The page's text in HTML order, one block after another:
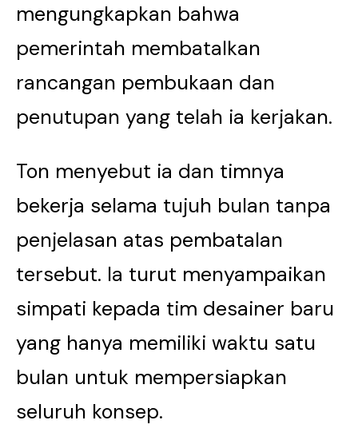
mengungkapkan bahwa
pemerintah membatalkan
rancangan pembukaan dan
penutupan yang telah ia kerjakan.
Ton menyebut ia dan timnya
bekerja selama tujuh bulan tanpa
penjelasan atas pembatalan
tersebut. Ia turut menyampaikan
simpati kepada tim desainer baru
yang hanya memiliki waktu satu
bulan untuk mempersiapkan
seluruh konsep.